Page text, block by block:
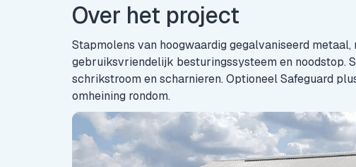
Over het project
Stapmolens van hoogwaardig gegalvaniseerd
gebruiksvriendelijk besturingssysteem en noodstop.
schrikstroom en scharnieren. Optioneel Safeguard
omheining rondom.